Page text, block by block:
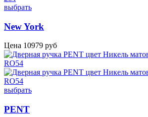
выбрать
New York
Цена 10979 руб
выбрать
PENT